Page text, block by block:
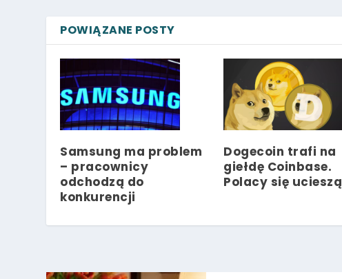
POWIĄZANE POSTY
Samsung ma problem
– pracownicy
odchodzą do
konkurencji
Dogecoin trafi na
giełdę Coinbase.
Polacy się ucieszą